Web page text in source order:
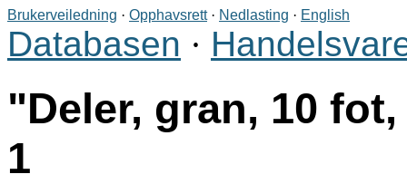
Brukerveiledning · Opphavsrett· Nedlasting · English
Databasen ·
Deler, gran, 10
1